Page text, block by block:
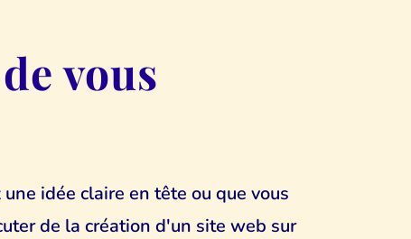
vous
une idée claire en tête ou que vous
de la création d'un site web sur